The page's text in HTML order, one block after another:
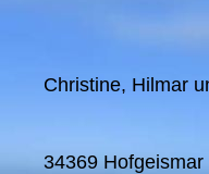
Christine, Hilmar
34369 Hofgeismar